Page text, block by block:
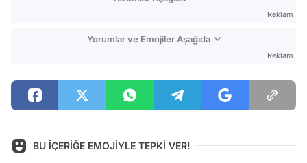
Reklam
Yorumlar ve Emojiler Aşağıda
Reklam
BU İÇERİĞE EMOJİYLE TEPKİ VER!